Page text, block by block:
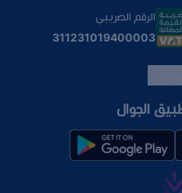
الرقم الضريبي
311231019400003
الجوال